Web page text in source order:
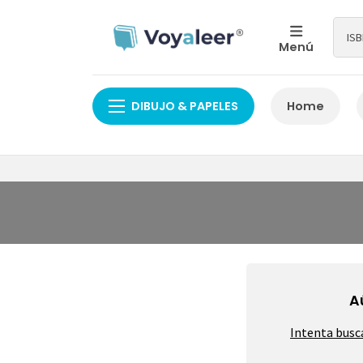
Menú
DIBUJO & PAPELES Home
Intenta